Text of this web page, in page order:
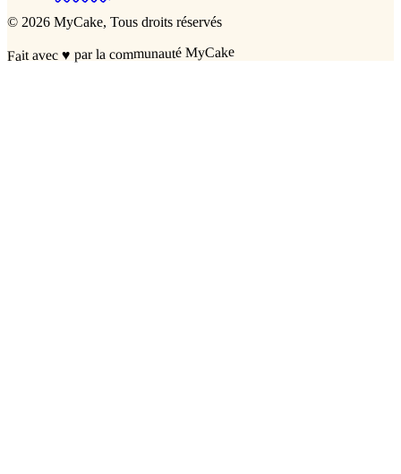
© 2026 MyCake, Tous droits réservés
Fait avec♥ par la communauté MyCake